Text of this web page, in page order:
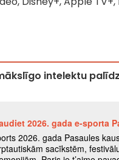
intelektu